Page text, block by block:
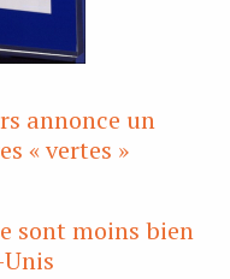
annonce un
« vertes »
sont moins bien